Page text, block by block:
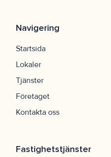
Navigering
Startsida
Lokaler
Tjänster
Företaget
Kontakta oss
Fastighetstjänster